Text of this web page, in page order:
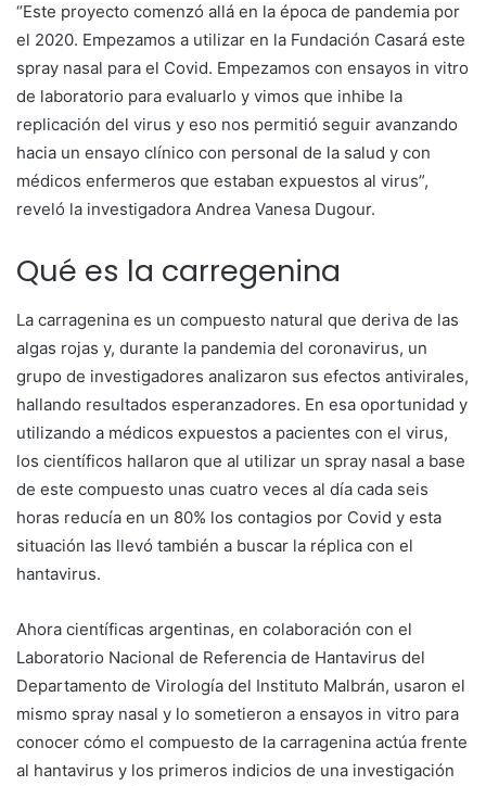
“Este proyecto comenzó allá en la época de pandemia por
el 2020. Empezamos a utilizar en la Fundación Casará este
spray nasal para el Covid. Empezamos con ensayos in vitro
de laboratorio para evaluarlo y vimos que inhibe la
replicación del virus y eso nos permitió seguir avanzando
hacia un ensayo clínico con personal de la salud y con
médicos enfermeros que estaban expuestos al virus”,
reveló la investigadora Andrea Vanesa Dugour.
Qué es la carregenina
La carragenina es un compuesto natural que deriva de las
algas rojas y, durante la pandemia del coronavirus, un
grupo de investigadores analizaron sus efectos antivirales,
hallando resultados esperanzadores. En esa oportunidad y
utilizando a médicos expuestos a pacientes con el virus,
los científicos hallaron que al utilizar un spray nasal a base
de este compuesto unas cuatro veces al día cada seis
horas reducía en un 80% los contagios por Covid y esta
situación las llevó también a buscar la réplica con el
hantavirus.
Ahora científicas argentinas, en colaboración con el
Laboratorio Nacional de Referencia de Hantavirus del
Departamento de Virología del Instituto Malbrán, usaron el
mismo spray nasal y lo sometieron a ensayos in vitro para
conocer cómo el compuesto de la carragenina actúa frente
al hantavirus y los primeros indicios de una investigación